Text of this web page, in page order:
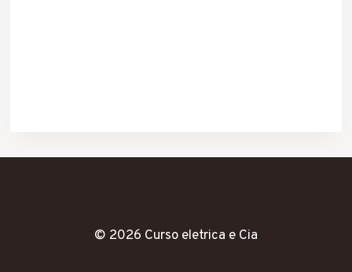
© 2026 Curso eletrica e Cia